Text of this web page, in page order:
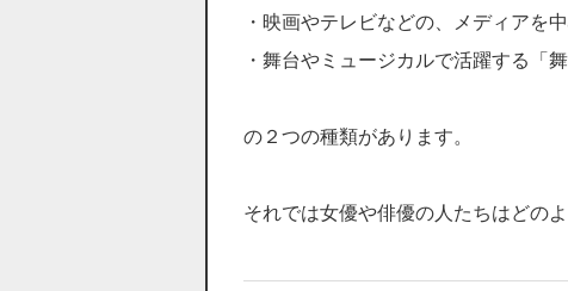
・映画やテレビなどの、メディアを
・舞台やミュージカルで活躍する
「
の２つの種類があります。
それでは女優や俳優の人たちはどの